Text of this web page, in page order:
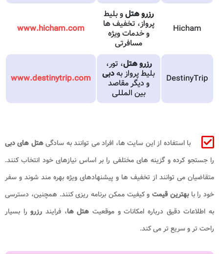
Hicham
رزرو هتلو بلیط
پرواز، تخفیف ها
و خدمات ویژه
مسافرتی
www.hicham.com
DestinyTrip
رزرو هتل، تور،
بلیط پرواز بهدبی
و دیگر مقاصد
بین المللی
www.destinytrip.com
با استفاده از این سایت ها، افراد می توانند به سادگیهتل های دبی
را جستجو کرده و گزینه های مختلفی را بر اساس نیازهای خود انتخاب کنند.
متقاضیان می توانند از تخفیف ها و پیشنهادهای ویژه بهره مند شوند و سفر
خود را بابهترین قیمت و کیفیت ممکن برنامه ریزی کنند. همچنین، دسترسی
به اطلاعات دقیق درباره امکانات و موقعیت هتل ها، فرایند رزرو را بسیار
راحت تر و سریع تر می کند.